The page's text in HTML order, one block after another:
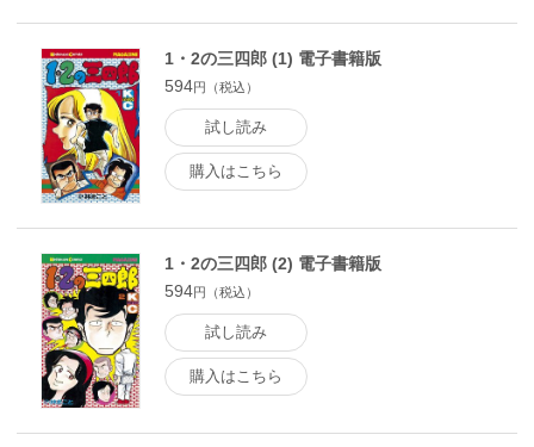
1・2の三四郎 (1) 電子書籍版
594円（税込）
試し読み
購入はこちら
1・2の三四郎 (2) 電子書籍版
594円（税込）
試し読み
購入はこちら